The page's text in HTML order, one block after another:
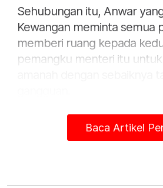
Sehubungan itu, Anwar
Kewangan meminta semua
memberi ruang kepada
pemangku menteri itu
Terdahulu, Ketua Setiausaha
Shamsul Azri Abu Bakar
menjalankan tugas dan
Baca Artikel